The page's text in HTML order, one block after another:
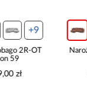
+9
Narożnik Tobago OT-